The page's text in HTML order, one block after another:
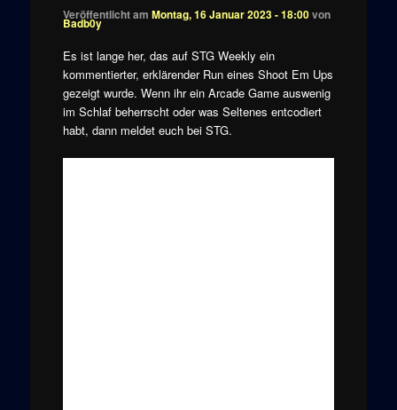
Veröffentlicht am Montag, 16 Januar 2023 - 18:00von
Badb0y
Es ist lange her, das auf STG Weekly ein
kommentierter, erklärender Run eines Shoot Em Ups
gezeigt wurde. Wenn ihr ein Arcade Game auswenig
im Schlaf beherrscht oder was Seltenes entcodiert
habt, dann meldet euch bei STG.